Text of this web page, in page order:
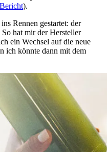
).
Rennen gestartet: der
hat mir der Hersteller
ein Wechsel auf die neue
ich könnte dann mit dem